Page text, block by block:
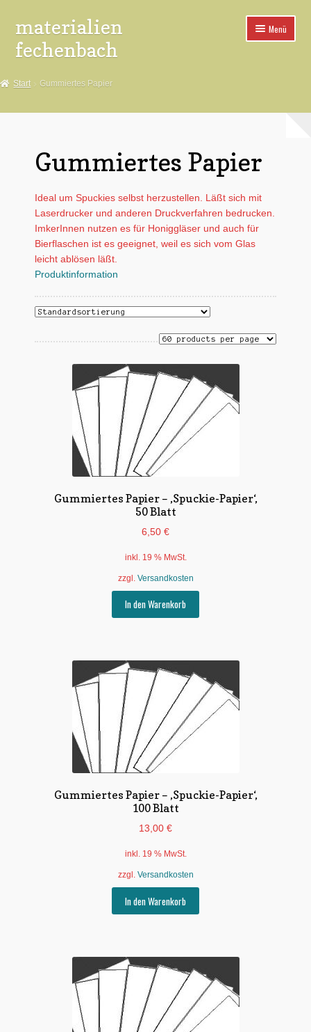
Zur
Navigation
springen
Zum
Inhalt
springen
materialien
fechenbach
Menü
*Aufkleber
*Buttons
*Poster
*Fahnen
*Aufnäher
*Buttonteile+Maschinen
öffnen
Produkte nach Themen
Start Gummiertes Papier
Gummiertes Papier
Ideal um Spuckies selbst herzustellen. Läßt sich mit
Laserdrucker und anderen Druckverfahren bedrucken.
ImkerInnen nutzen es für Honiggläser und auch für
Bierflaschen ist es geeignet, weil es sich vom Glas
leicht ablösen läßt.
Produktinformation
Gummiertes Papier – ‚Spuckie-Papier‘,
50 Blatt
6,50 €
inkl. 19 % MwSt.
zzgl. Versandkosten
In den Warenkorb
Gummiertes Papier – ‚Spuckie-Papier‘,
100 Blatt
13,00 €
inkl. 19 % MwSt.
zzgl. Versandkosten
In den Warenkorb